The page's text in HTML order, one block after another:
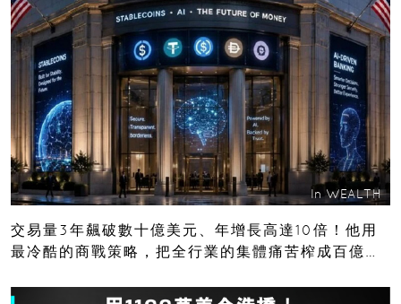
In WEALTH
交易量3年飆破數十億美元、年增長高達10倍！他用
最冷酷的商戰策略，把全行業的集體痛苦榨成百億金